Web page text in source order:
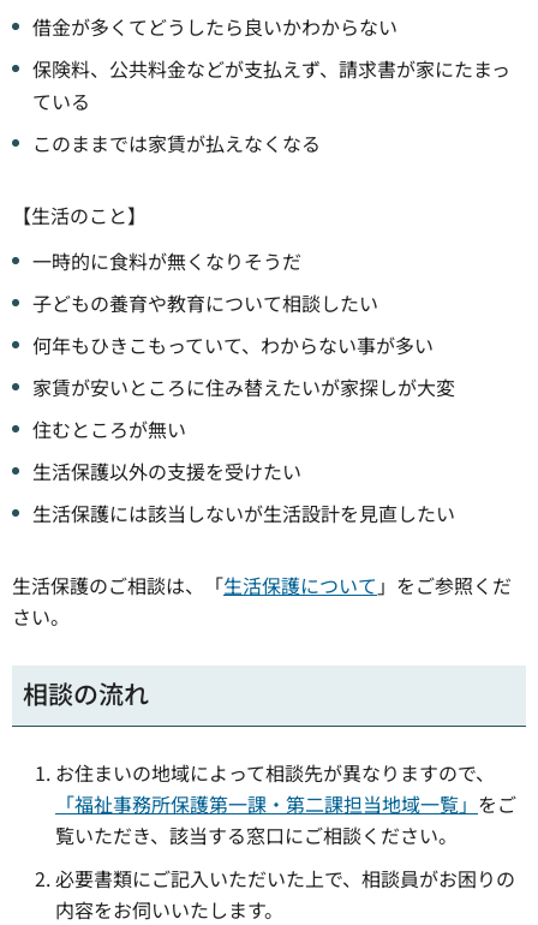
借金が多くてどうしたら良いかわからない
保険料、公共料金などが支払えず、請求書が家にたまっ
ている
このままでは家賃が払えなくなる
【生活のこと】
一時的に食料が無くなりそうだ
子どもの養育や教育について相談したい
何年もひきこもっていて、わからない事が多い
家賃が安いところに住み替えたいが家探しが大変
住むところが無い
生活保護以外の支援を受けたい
生活保護には該当しないが生活設計を見直したい
生活保護のご相談は、「生活保護について 」をご参照くだ
さい。
相談の流れ
お住まいの地域によって相談先が異なりますので、
「福祉事務所保護第一課・第二課担当地域一覧」 をご
覧いただき、該当する窓口にご相談ください。
必要書類にご記入いただいた上で、相談員がお困りの
内容をお伺いいたします。